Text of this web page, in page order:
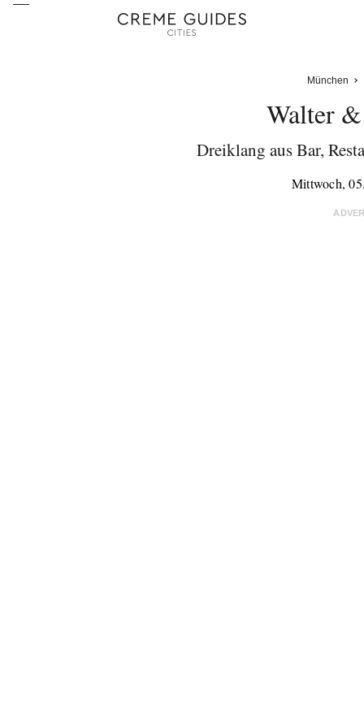
München
Walter
Dreiklang aus Bar,
Mittwoch,